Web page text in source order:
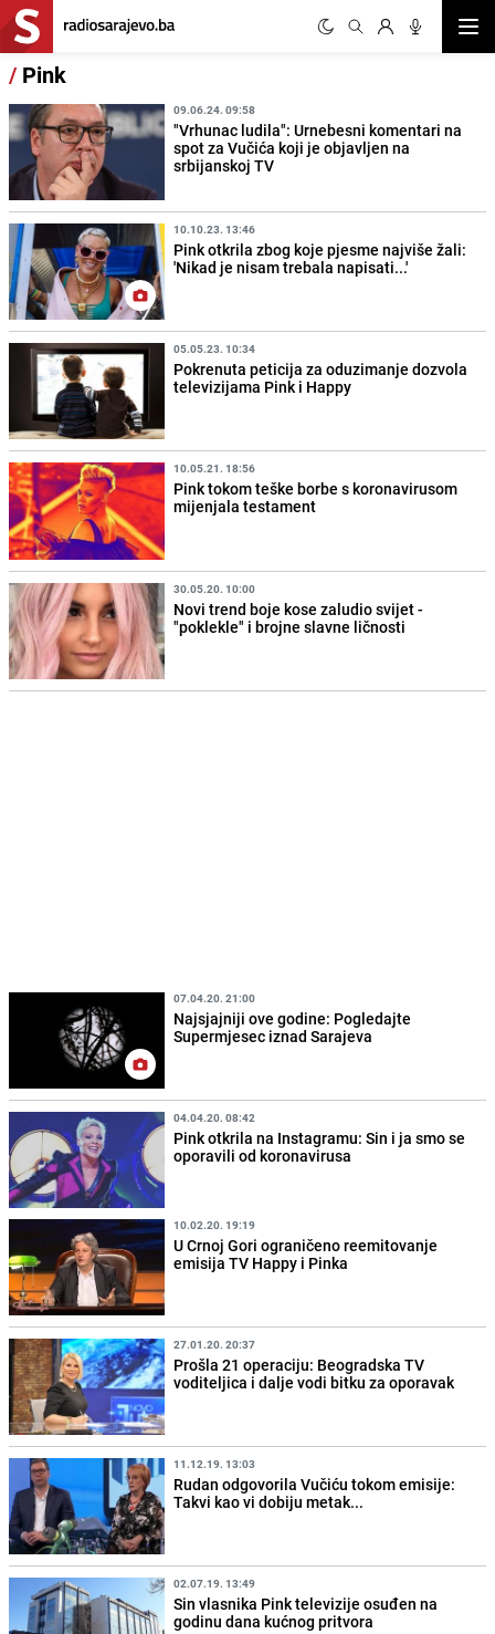
/ Pink
09.06.24. 09:58
"Vrhunac ludila": Urnebesni komentari na
spot za Vučića koji je objavljen na
srbijanskoj TV
10.10.23. 13:46
Pink otkrila zbog koje pjesme najviše žali:
'Nikad je nisam trebala napisati...'
05.05.23. 10:34
Pokrenuta peticija za oduzimanje dozvola
televizijama Pink i Happy
10.05.21. 18:56
Pink tokom teške borbe s koronavirusom
mijenjala testament
30.05.20. 10:00
Novi trend boje kose zaludio svijet -
"poklekle" i brojne slavne ličnosti
07.04.20. 21:00
Najsjajniji ove godine: Pogledajte
Supermjesec iznad Sarajeva
04.04.20. 08:42
Pink otkrila na Instagramu: Sin i ja smo se
oporavili od koronavirusa
10.02.20. 19:19
U Crnoj Gori ograničeno reemitovanje
emisija TV Happy i Pinka
27.01.20. 20:37
Prošla 21 operaciju: Beogradska TV
voditeljica i dalje vodi bitku za oporavak
11.12.19. 13:03
Rudan odgovorila Vučiću tokom emisije:
Takvi kao vi dobiju metak...
02.07.19. 13:49
Sin vlasnika Pink televizije osuđen na
godinu dana kućnog pritvora